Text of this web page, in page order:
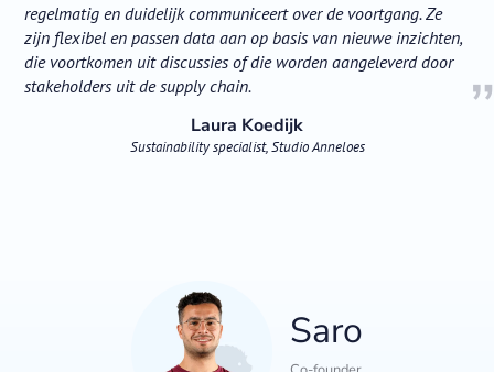
regelmatig en duidelijk communiceert over de voortgang. Ze
zijn flexibel en passen data aan op basis van nieuwe inzichten,
die voortkomen uit discussies of die worden aangeleverd door
stakeholders uit de supply chain.
Laura Koedijk
Sustainability specialist, Studio Anneloes
Saro